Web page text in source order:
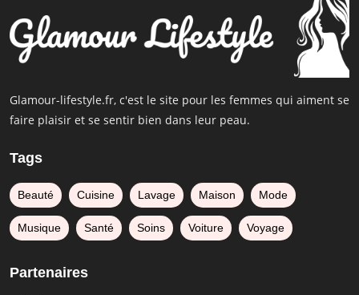
Glamour-lifestyle.fr, c'est le site pour les femmes qui aiment se
faire plaisir et se sentir bien dans leur peau.
Tags
Beauté Cuisine Lavage Maison Mode
Musique Santé Soins Voiture Voyage
Partenaires